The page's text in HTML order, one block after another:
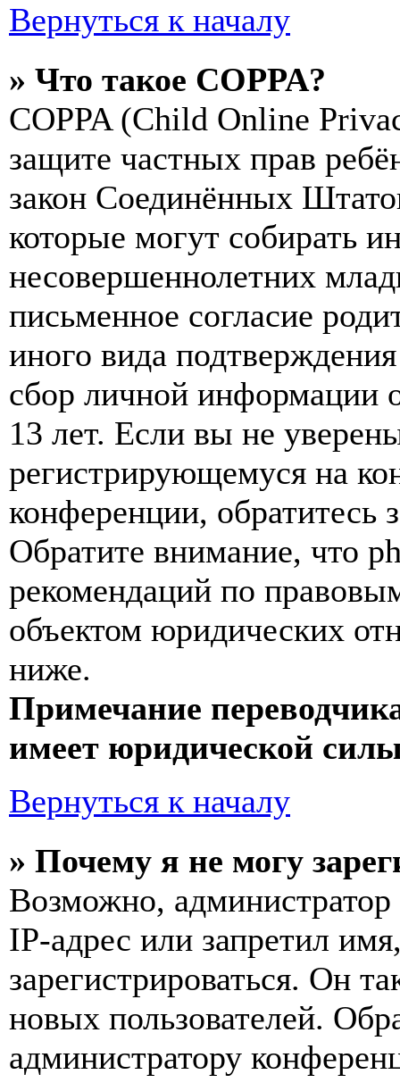
Вернуться к началу
» Что такое COPPA?
COPPA (Child Online
защите частных прав
закон Соединённых
которые могут собирать
несовершеннолетних
письменное согласие
иного вида
сбор личной информации
13 лет. Если вы не
регистрирующемуся на
конференции, обратитесь
Обратите внимание, что
рекомендаций по
объектом юридических
ниже.
Примечание
имеет юридической
Вернуться к началу
» Почему я не могу
Возможно,
IP-адрес или запретил
зарегистрироваться. Он
новых пользователей.
администратору